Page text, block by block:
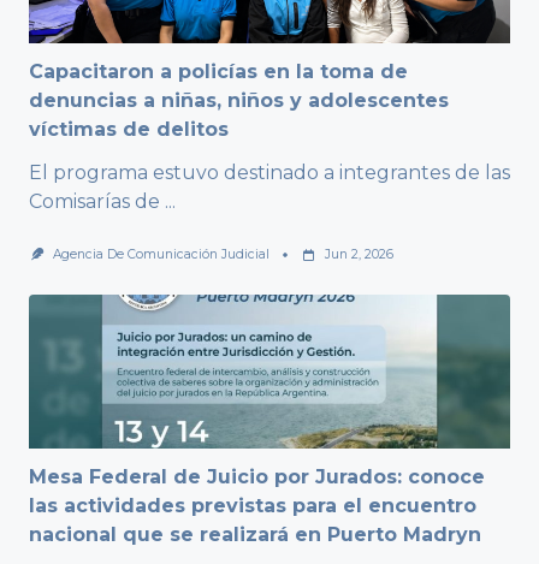
Capacitaron a policías en la toma de
denuncias a niñas, niños y adolescentes
víctimas de delitos
El programa estuvo destinado a integrantes de las
Comisarías de ...
Agencia De Comunicación Judicial Jun 2, 2026
Mesa Federal de Juicio por Jurados: conoce
las actividades previstas para el encuentro
nacional que se realizará en Puerto Madryn